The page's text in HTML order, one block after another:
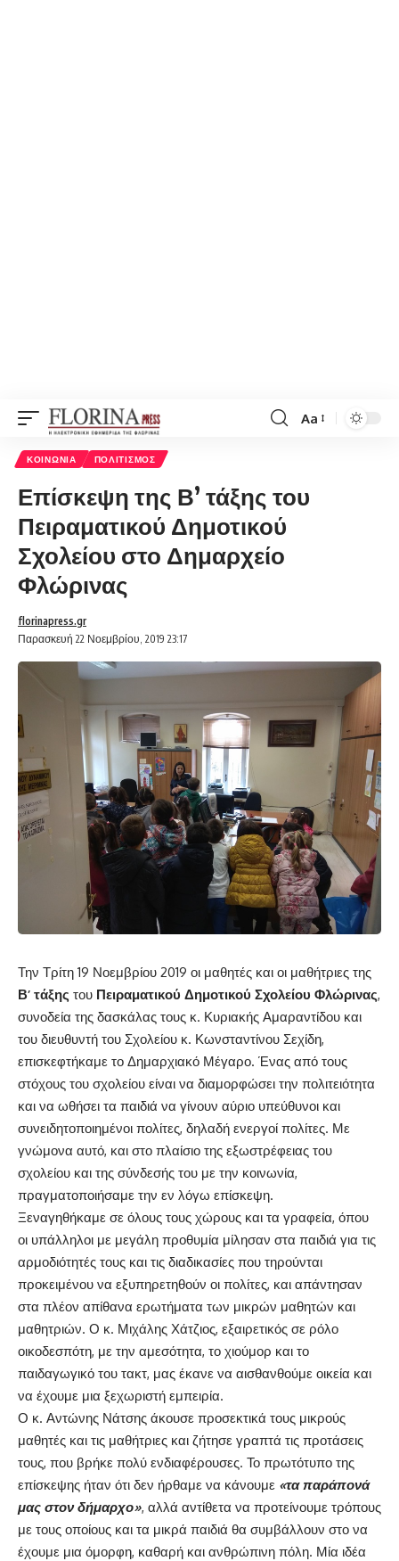
Font
Aa
ΚΟΙΝΩΝΊΑ ΠΟΛΙΤΙΣΜΌΣ
Επίσκεψη της Β’ τάξης του
Πειραματικού Δημοτικού
Σχολείου στο Δημαρχείο
Φλώρινας
Παρασκευή 22 Νοεμβρίου, 2019 23:17
florinapress.gr
Την Τρίτη 19 Νοεμβρίου 2019 οι μαθητές και οι μαθήτριες της
Β’ τάξης του Πειραματικού Δημοτικού Σχολείου Φλώρινας,
συνοδεία της δασκάλας τους κ. Κυριακής Αμαραντίδου και
του διευθυντή του Σχολείου κ. Κωνσταντίνου Σεχίδη,
επισκεφτήκαμε το Δημαρχιακό Μέγαρο. Ένας από τους
στόχους του σχολείου είναι να διαμορφώσει την πολιτειότητα
και να ωθήσει τα παιδιά να γίνουν αύριο υπεύθυνοι και
συνειδητοποιημένοι πολίτες, δηλαδή ενεργοί πολίτες. Με
γνώμονα αυτό, και στο πλαίσιο της εξωστρέφειας του
σχολείου και της σύνδεσής του με την κοινωνία,
πραγματοποιήσαμε την εν λόγω επίσκεψη.
Ξεναγηθήκαμε σε όλους τους χώρους και τα γραφεία, όπου
οι υπάλληλοι με μεγάλη προθυμία μίλησαν στα παιδιά για τις
αρμοδιότητές τους και τις διαδικασίες που τηρούνται
προκειμένου να εξυπηρετηθούν οι πολίτες, και απάντησαν
στα πλέον απίθανα ερωτήματα των μικρών μαθητών και
μαθητριών. Ο κ. Μιχάλης Χάτζιος, εξαιρετικός σε ρόλο
οικοδεσπότη, με την αμεσότητα, το χιούμορ και το
παιδαγωγικό του τακτ, μας έκανε να αισθανθούμε οικεία και
να έχουμε μια ξεχωριστή εμπειρία.
Ο κ. Αντώνης Νάτσης άκουσε προσεκτικά τους μικρούς
μαθητές και τις μαθήτριες και ζήτησε γραπτά τις προτάσεις
τους, που βρήκε πολύ ενδιαφέρουσες. Το πρωτότυπο της
επίσκεψης ήταν ότι δεν ήρθαμε να κάνουμε «τα παράπονά
μας στον δήμαρχο», αλλά αντίθετα να προτείνουμε τρόπους
με τους οποίους και τα μικρά παιδιά θα συμβάλλουν στο να
έχουμε μια όμορφη, καθαρή και ανθρώπινη πόλη. Μία ιδέα